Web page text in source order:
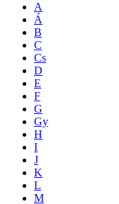
A
Á
B
C
Cs
D
E
F
G
Gy
H
I
J
K
L
M